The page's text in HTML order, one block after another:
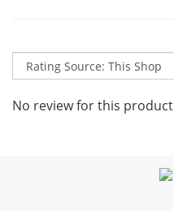
No review for this product